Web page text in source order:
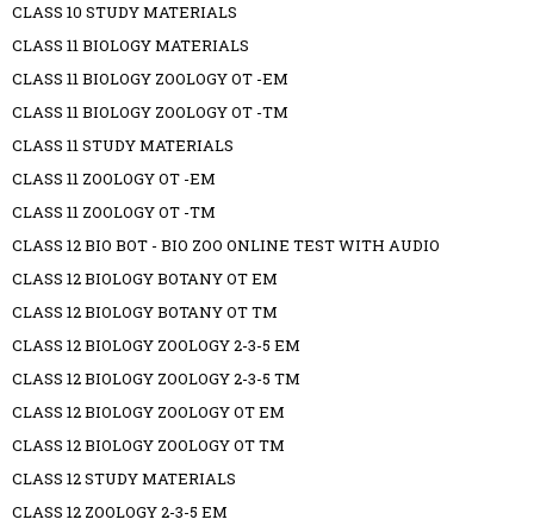
CLASS 10 STUDY MATERIALS
CLASS 11 BIOLOGY MATERIALS
CLASS 11 BIOLOGY ZOOLOGY OT -EM
CLASS 11 BIOLOGY ZOOLOGY OT -TM
CLASS 11 STUDY MATERIALS
CLASS 11 ZOOLOGY OT -EM
CLASS 11 ZOOLOGY OT -TM
CLASS 12 BIO BOT - BIO ZOO ONLINE TEST WITH AUDIO
CLASS 12 BIOLOGY BOTANY OT EM
CLASS 12 BIOLOGY BOTANY OT TM
CLASS 12 BIOLOGY ZOOLOGY 2-3-5 EM
CLASS 12 BIOLOGY ZOOLOGY 2-3-5 TM
CLASS 12 BIOLOGY ZOOLOGY OT EM
CLASS 12 BIOLOGY ZOOLOGY OT TM
CLASS 12 STUDY MATERIALS
CLASS 12 ZOOLOGY 2-3-5 EM